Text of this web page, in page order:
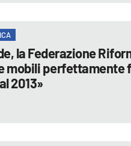
la Federazione
mobili perfettamente
2013»